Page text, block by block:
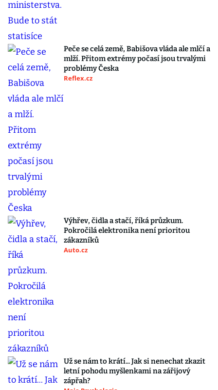
Peče se celá země, Babišova vláda ale mlčí a
mlží. Přitom extrémy počasí jsou trvalými
problémy Česka
Reflex.cz
Výhřev, čidla a stačí, říká průzkum.
Pokročilá elektronika není prioritou
zákazníků
Auto.cz
Už se nám to krátí... Jak si nenechat zkazit
letní pohodu myšlenkami na zářijový
zápřah?